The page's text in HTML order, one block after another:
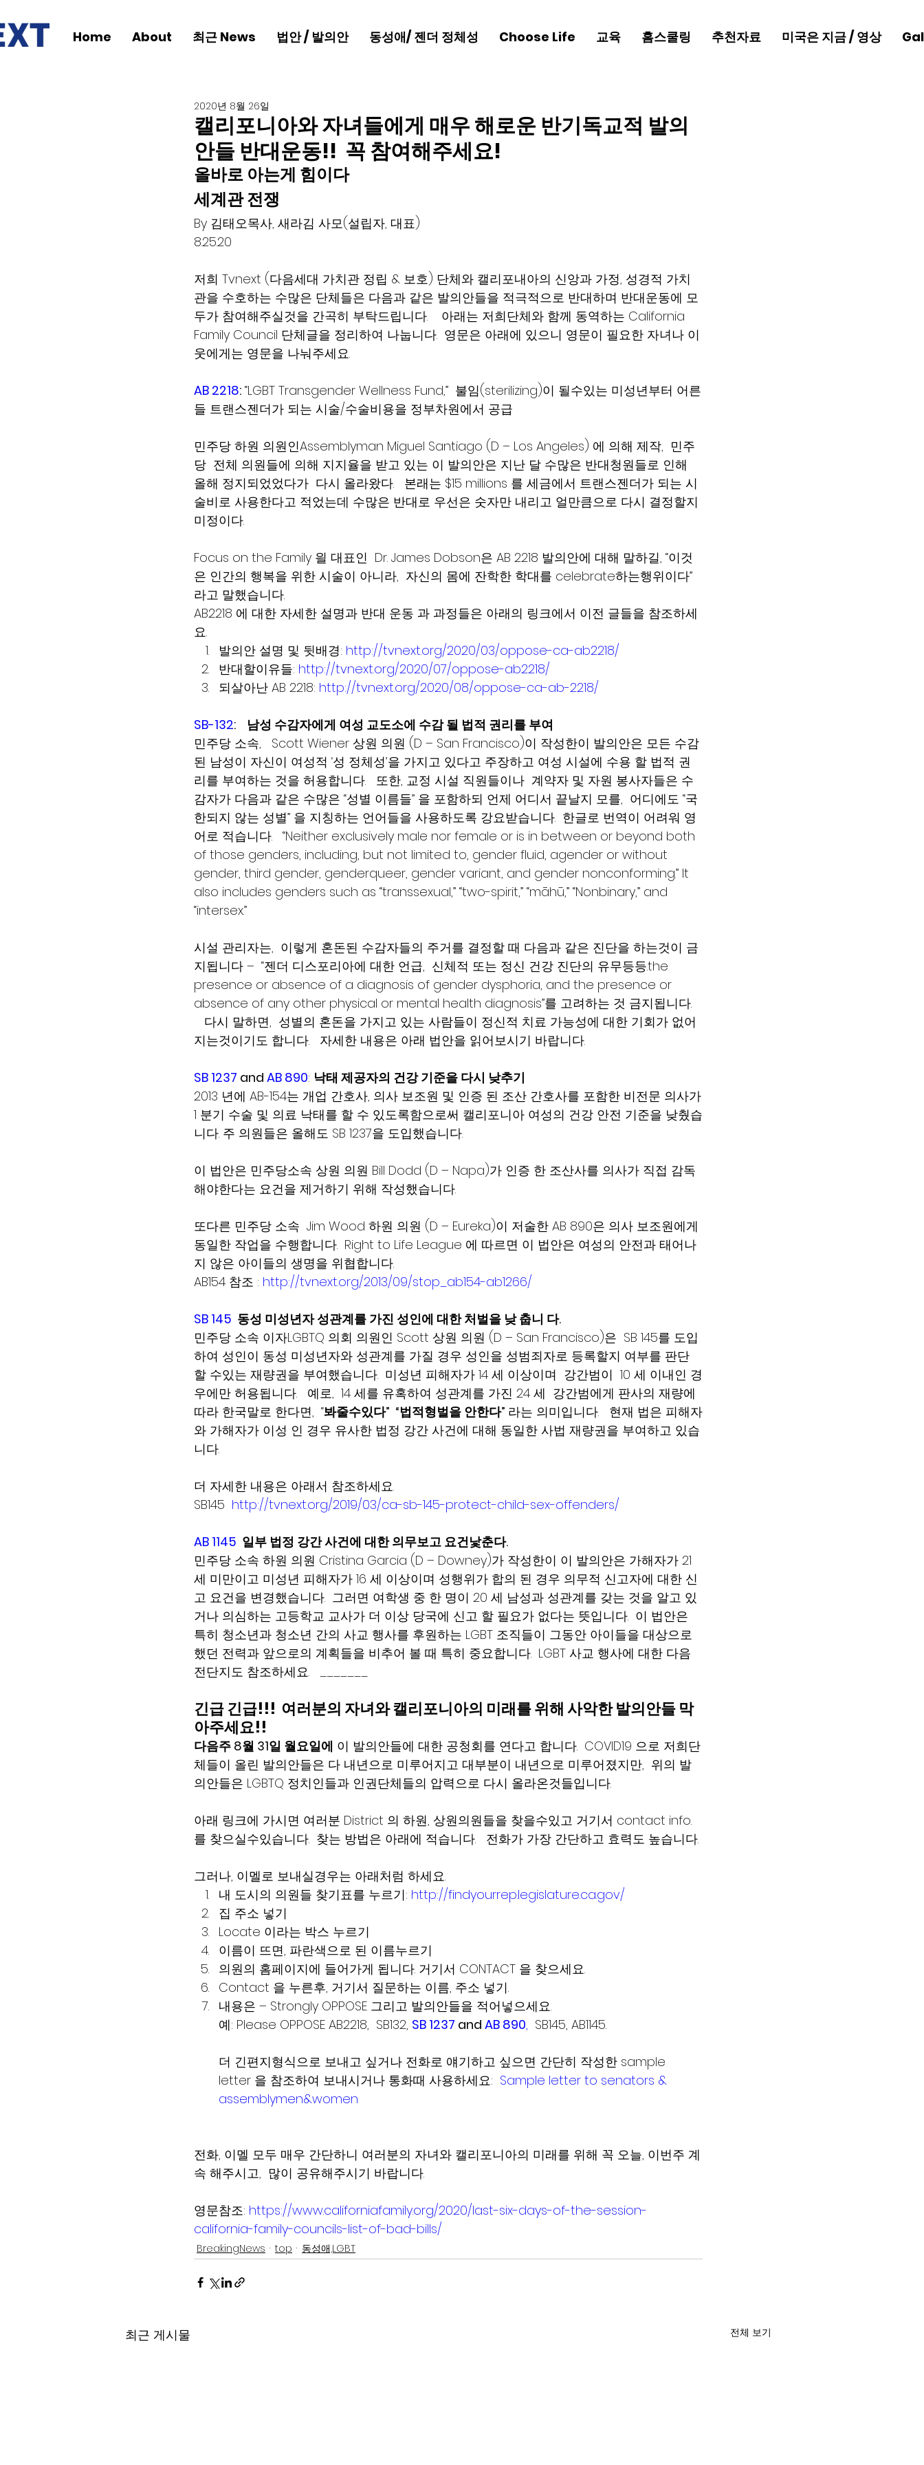
Home About 최근 News 법안 / 발의안 동성애/ 젠더 정체성 Choose Life 교육 홈스쿨링 추천자료 미국은 지금 / 영상
캘리포니아와 자녀들에게 매우 해로운 반기독교적 발의
안들 반대운동!! 꼭 참여해주세요!
2020년 8월 26일
올바로 아는게 힘이다
세계관 전쟁
By 김태오목사, 새라김 사모(설립자, 대표)
8.25.20
저희 Tvnext (다음세대 가치관 정립 & 보호) 단체와 캘리포내아의 신앙과 가정, 성경적 가치
관을 수호하는 수많은 단체들은 다음과 같은 발의안들을 적극적으로 반대하며 반대운동에 모
두가 참여해주실것을 간곡히 부탁드립니다.    아래는 저희단체와 함께 동역하는 California
Family Council 단체글을 정리하여 나눕니다.  영문은 아래에 있으니 영문이 필요한 자녀나 이
웃에게는 영문을 나눠주세요.
AB 2218: “LGBT Transgender Wellness Fund,”  불임(sterilizing)이 될수있는 미성년부터 어른
들 트랜스젠더가 되는 시술/수술비용을 정부차원에서 공급
민주당 하원 의원인Assemblyman Miguel Santiago (D – Los Angeles) 에 의해 제작,  민주
당  전체 의원들에 의해 지지율을 받고 있는 이 발의안은 지난 달 수많은 반대청원들로 인해
올해 정지되었었다가  다시 올라왔다.   본래는 $15 millions 를 세금에서 트랜스젠더가 되는 시
술비로 사용한다고 적었는데 수많은 반대로 우선은 숫자만 내리고 얼만큼으로 다시 결정할지
미정이다.
Focus on the Family 읠 대표인  Dr. James Dobson은 AB 2218 발의안에 대해 말하길, “이것
은 인간의 행복을 위한 시술이 아니라,  자신의 몸에 잔학한 학대를 celebrate하는행위이다”
라고 말했습니다.
AB2218 에 대한 자세한 설명과 반대 운동 과 과정들은 아래의 링크에서 이전 글들을 참조하세
요.
발의안 설명 및 뒷배경: http://tvnext.org/2020/03/oppose-ca-ab2218/
반대할이유들: http://tvnext.org/2020/07/oppose-ab2218/
되살아난 AB 2218: http://tvnext.org/2020/08/oppose-ca-ab-2218/
SB-132:    남성 수감자에게 여성 교도소에 수감 될 법적 권리를 부여
민주당 소속,   Scott Wiener 상원 의원 (D – San Francisco)이 작성한이 발의안은 모든 수감
된 남성이 자신이 여성적 ‘성 정체성’을 가지고 있다고 주장하고 여성 시설에 수용 할 법적 권
리를 부여하는 것을 허용합니다.   또한, 교정 시설 직원들이나  계약자 및 자원 봉사자들은 수
감자가 다음과 같은 수많은 “성별 이름들” 을 포함하되 언제 어디서 끝날지 모를,  어디에도 “국
한되지 않는 성별” 을 지칭하는 언어들을 사용하도록 강요받습니다.  한글로 번역이 어려워 영
어로 적습니다.   “Neither exclusively male nor female or is in between or beyond both
of those genders, including, but not limited to, gender fluid, agender or without
gender, third gender, genderqueer, gender variant, and gender nonconforming.” It
also includes genders such as “transsexual,” “two-spirit,” “māhū,” “Nonbinary,” and
“intersex.”
시설 관리자는,  이렇게 혼돈된 수감자들의 주거를 결정할 때 다음과 같은 진단을 하는것이 금
지됩니다 –  “젠더 디스포리아에 대한 언급,  신체적 또는 정신 건강 진단의 유무등등.the
presence or absence of a diagnosis of gender dysphoria, and the presence or
absence of any other physical or mental health diagnosis”를 고려하는 것 금지됩니다.
다시 말하면,  성별의 혼돈을 가지고 있는 사람들이 정신적 치료 가능성에 대한 기회가 없어
지는것이기도 합니다.   자세한 내용은 아래 법안을 읽어보시기 바랍니다.
SB 1237 and AB 890: 낙태 제공자의 건강 기준을 다시 낮추기
2013 년에 AB-154는 개업 간호사, 의사 보조원 및 인증 된 조산 간호사를 포함한 비전문 의사가
1 분기 수술 및 의료 낙태를 할 수 있도록함으로써 캘리포니아 여성의 건강 안전 기준을 낮췄습
니다. 주 의원들은 올해도 SB 1237을 도입했습니다.
이 법안은 민주당소속 상원 의원 Bill Dodd (D – Napa)가 인증 한 조산사를 의사가 직접 감독
해야한다는 요건을 제거하기 위해 작성했습니다.
또다른 민주당 소속  Jim Wood 하원 의원 (D – Eureka)이 저술한 AB 890은 의사 보조원에게
동일한 작업을 수행합니다.  Right to Life League 에 따르면 이 법안은 여성의 안전과 태어나
지 않은 아이들의 생명을 위협합니다.
AB154 참조 : http://tvnext.org/2013/09/stop_ab154-ab1266/
SB 145 동성 미성년자 성관계를 가진 성인에 대한 처벌을 낮 춥니 다.
민주당 소속 이자LGBTQ 의회 의원인 Scott 상원 의원 (D – San Francisco)은  SB 145를 도입
하여 성인이 동성 미성년자와 성관계를 가질 경우 성인을 성범죄자로 등록할지 여부를 판단
할 수있는 재량권을 부여했습니다.  미성년 피해자가 14 세 이상이며  강간범이  10 세 이내인 경
우에만 허용됩니다.   예로,  14 세를 유혹하여 성관계를 가진 24 세  강간범에게 판사의 재량에
따라 한국말로 한다면,  “봐줄수있다”  “법적형벌을 안한다” 라는 의미입니다.   현재 법은 피해자
와 가해자가 이성 인 경우 유사한 법정 강간 사건에 대해 동일한 사법 재량권을 부여하고 있습
니다.
더 자세한 내용은 아래서 참조하세요.
SB145 http://tvnext.org/2019/03/ca-sb-145-protect-child-sex-offenders/
AB 1145 일부 법정 강간 사건에 대한 의무보고 요건낯춘다.
민주당 소속 하원 의원 Cristina Garcia (D – Downey)가 작성한이 이 발의안은 가해자가 21
세 미만이고 미성년 피해자가 16 세 이상이며 성행위가 합의 된 경우 의무적 신고자에 대한 신
고 요건을 변경했습니다.  그러면 여학생 중 한 명이 20 세 남성과 성관계를 갖는 것을 알고 있
거나 의심하는 고등학교 교사가 더 이상 당국에 신고 할 필요가 없다는 뜻입니다.  이 법안은
특히 청소년과 청소년 간의 사교 행사를 후원하는 LGBT 조직들이 그동안 아이들을 대상으로
했던 전력과 앞으로의 계획들을 비추어 볼 때 특히 중요합니다.  LGBT 사교 행사에 대한 다음
전단지도 참조하세요.   _______
긴급 긴급!!!  여러분의 자녀와 캘리포니아의 미래를 위해 사악한 발의안들 막
아주세요!!
다음주 8월 31일 월요일에 이 발의안들에 대한 공청회를 연다고 합니다.  COVID19 으로 저희단
체들이 올린 발의안들은 다 내년으로 미루어지고 대부분이 내년으로 미루어졌지만,  위의 발
의안들은 LGBTQ 정치인들과 인권단체들의 압력으로 다시 올라온것들입니다.
아래 링크에 가시면 여러분 District 의 하원, 상원의원들을 찾을수있고 거기서 contact info.
를 찾으실수있습니다.  찾는 방법은 아래에 적습니다.   전화가 가장 간단하고 효력도 높습니다.
그러나, 이멜로 보내실경우는 아래처럼 하세요.
내 도시의 의원들 찾기표를 누르기: http://findyourrep.legislature.ca.gov/
집 주소 넣기
Locate 이라는 박스 누르기
이름이 뜨면, 파란색으로 된 이름누르기
의원의 홈페이지에 들어가게 됩니다. 거기서 CONTACT 을 찾으세요.
Contact 을 누른후, 거기서 질문하는 이름, 주소 넣기.
내용은 – Strongly OPPOSE 그리고 발의안들을 적어넣으세요.
예: Please OPPOSE AB2218,  SB132, SB 1237 and AB 890, SB145, AB1145.
더 긴편지형식으로 보내고 싶거나 전화로 얘기하고 싶으면 간단히 작성한 sample
letter 을 참조하여 보내시거나 통화때 사용하세요: Sample letter to senators &
assemblymen&women
전화, 이멜 모두 매우 간단하니 여러분의 자녀와 캘리포니아의 미래를 위해 꼭 오늘, 이번주 계
속 해주시고,  많이 공유해주시기 바랍니다.
영문참조: https://www.californiafamily.org/2020/last-six-days-of-the-session-
california-family-councils-list-of-bad-bills/
BreakingNews top 동성애,LGBT
최근 게시물 전체 보기